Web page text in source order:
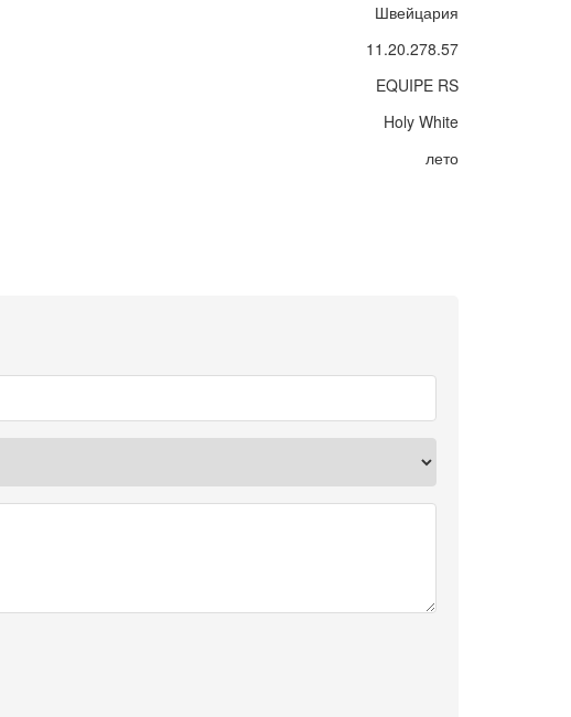
Швейцария
11.20.278.57
EQUIPE RS
Holy White
лето